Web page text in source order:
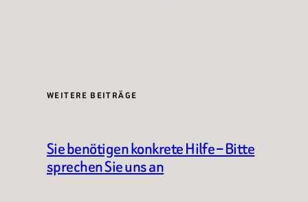
WEITERE BEITRÄGE
Sie benötigen konkrete Hilfe – Bitte
sprechen Sie uns an